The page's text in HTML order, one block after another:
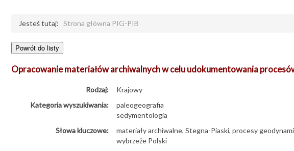
Jesteś tutaj: Strona główna PIG-PIB
Opracowanie materiałów archiwalnych w celu udokumentowania
Rodzaj:
Krajowy
Kategoria wyszukiwania:
paleogeografia
sedymentologia
Słowa kluczowe:
materiały archiwalne, Stegna-Piaski, procesy
wybrzeże Polski